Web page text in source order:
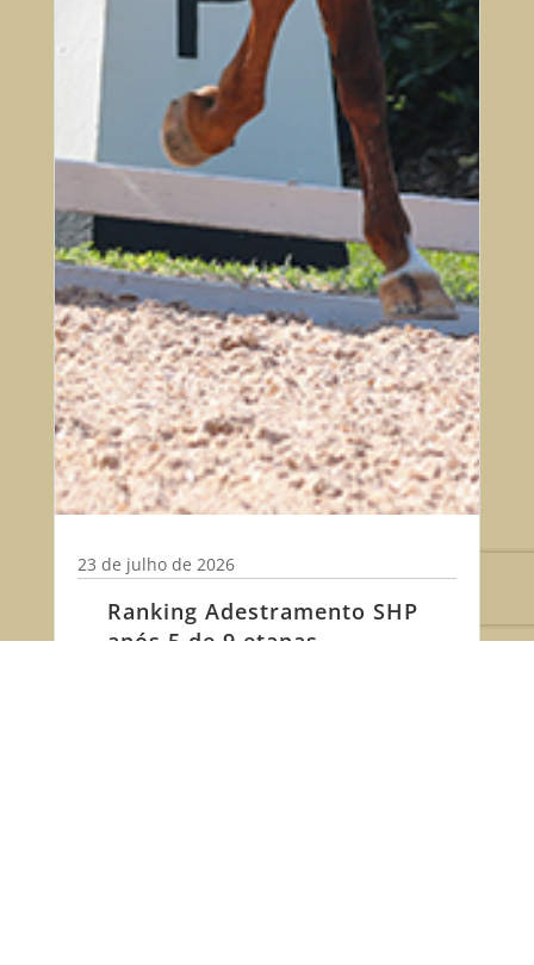
Ranking Adestramento SHP
após 5 de 9 etapas
23 de julho de 2026